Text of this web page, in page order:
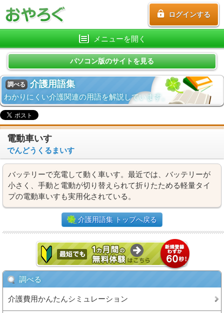
ログインする
メニューを開く
パソコン版のサイトを見る
調べる 介護用語集
わかりにくい介護関連の用語を解説しています。
電動車いす
でんどうくるまいす
バッテリーで充電して動く車いす。最近では、バッテリーが
小さく、手動と電動が切り替えられて折りたためる軽量タイ
プの電動車いすも実用化されている。
介護用語集 トップへ戻る
調べる
介護費用かんたんシミュレーション